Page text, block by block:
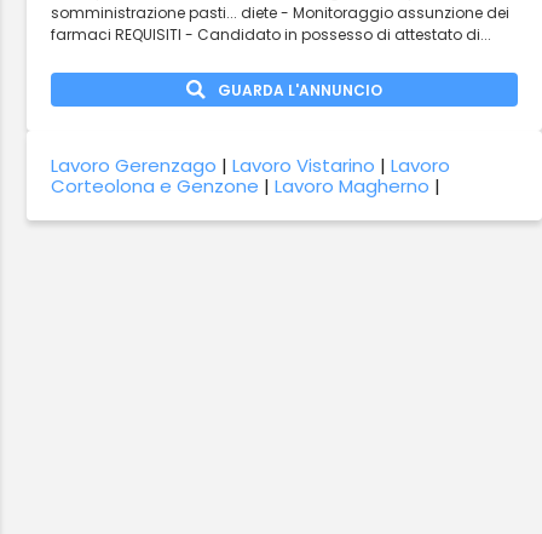
somministrazione pasti... diete - Monitoraggio assunzione dei
farmaci REQUISITI - Candidato in possesso di attestato di...
GUARDA L'ANNUNCIO
Lavoro Gerenzago |Lavoro Vistarino |Lavoro
Corteolona e Genzone |Lavoro Magherno |